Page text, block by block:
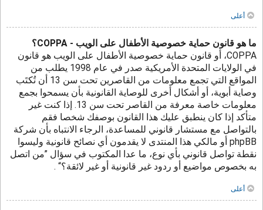
أعلى
ما هو قانون حماية خصوصية الأطفال على الويب - COPPA؟
COPPA، أو قانون حماية خصوصية الأطفال على الويب هو قانون
في الولايات المتحدة الأمريكية صدر في عام 1998 يطلب من
المواقع التي تجمع معلومات من القاصرين تحت سن 13 أن تُكتَب
وصاية أبوية، أو أشكال أخرى للوصاية القانونية بأن يسمحوا بجمع
معلومات خاصة معرفة من القاصر تحت سن 13. إذا كنت غير
متأكد إذا كان ينطبق عليك هذا القانون بوصفك شخصا فقم
بالتواصل مع مستشار قانوني للمساعدة، الرجاء الانتباه بأن شركة
phpBB أو مالكي هذا المنتدى لا يقدمون أي نصائح قانونية وليسوا
نقطة تواصل قانوني بأي نوع، ما عدا المكتوب في سؤال ”من اتصل
به بخصوص مواضيع أو ردود غير قانونية أو غير لائقة؟“ .
أعلى